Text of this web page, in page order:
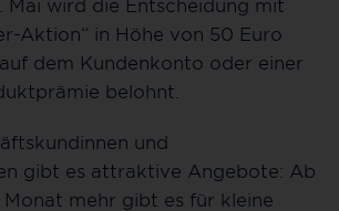
Aktion“ in Höhe von 50 Euro
dem Kundenkonto oder einer
belohnt.
und
gibt es attraktive Angebote: Ab
mehr gibt es für kleine